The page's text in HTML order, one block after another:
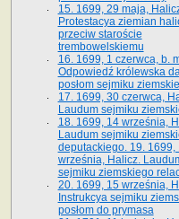
15. 1699, 29 maja,
Protestacya ziemian
przeciw staroście
trembowelskiemu
16. 1699, 1 czerwca, b.
Odpowiedź królewska
posłom sejmiku
17. 1699, 30 czerwca,
Laudum sejmiku
18. 1699, 14 września,
Laudum sejmiku
deputackiego. 19. 1699,
września, Halicz.
sejmiku ziemskiego
20. 1699, 15 września,
Instrukcya sejmiku
posłom do prymasa